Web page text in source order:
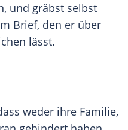
und gräbst selbst
Brief, den er über
lässt.
weder ihre Familie,